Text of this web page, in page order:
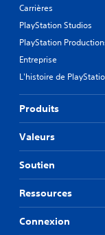
Carrières
PlayStation Studios
PlayStation
Entreprise
L'histoire de
Produits
Valeurs
Soutien
Ressources
Connexion